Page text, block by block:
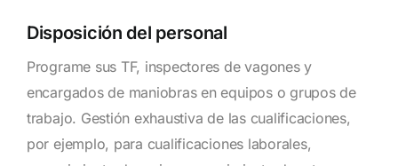
Disposición del personal
Programe sus TF, inspectores de vagones y
encargados de maniobras en equipos o grupos de
trabajo. Gestión exhaustiva de las cualificaciones,
por ejemplo, para cualificaciones laborales,